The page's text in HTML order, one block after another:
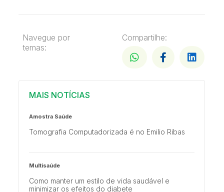
Navegue por
temas:
Compartilhe:
MAIS NOTÍCIAS
Amostra Saúde
Tomografia Computadorizada é no Emilio Ribas
Multisaúde
Como manter um estilo de vida saudável e
minimizar os efeitos do diabete